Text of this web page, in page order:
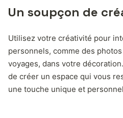
Un soupçon de
Utilisez votre créativité pour
personnels, comme des
voyages, dans votre
de créer un espace qui vous
une touche unique et